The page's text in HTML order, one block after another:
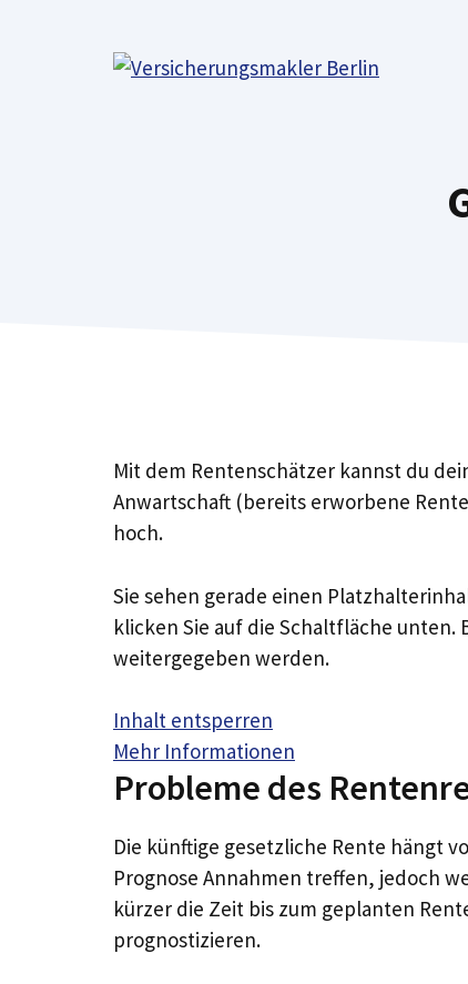
Mit dem Rentenschätzer kannst du
Anwartschaft (bereits erworbene
hoch.
Sie sehen gerade einen
klicken Sie auf die Schaltfläche
weitergegeben werden.
Inhalt entsperren
Mehr Informationen
Probleme des
Die künftige gesetzliche Rente hängt
Prognose Annahmen treffen, jedoch
kürzer die Zeit bis zum geplanten
prognostizieren.